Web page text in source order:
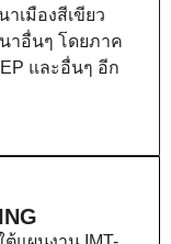
เมืองสีเขียว
าอื่นๆ โดยภาค
และอื่นๆ อีก